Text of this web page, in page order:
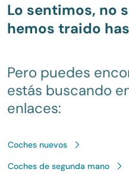
Lo sentimos, no
hemos traido
Pero puedes
estás buscando
enlaces:
Coches nuevos
Coches de segunda mano